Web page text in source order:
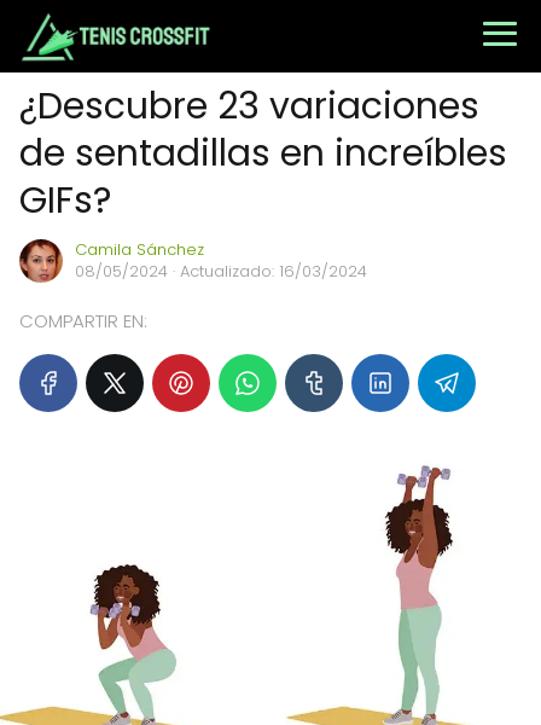
¿Descubre 23 variaciones
de sentadillas en increíbles
GIFs?
Camila Sánchez
08/05/2024 · Actualizado: 16/03/2024
COMPARTIR EN: